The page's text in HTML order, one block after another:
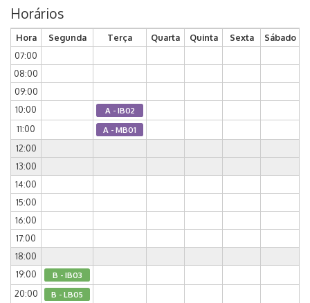
Horários
Hora Segunda Terça Quarta Quinta Sexta
Sábado
07:00
08:00
09:00
10:00
A - IB02
11:00 A - MB01
12:00
13:00
14:00
15:00
16:00
17:00
18:00
19:00
B - IB03
20:00 B - LB05